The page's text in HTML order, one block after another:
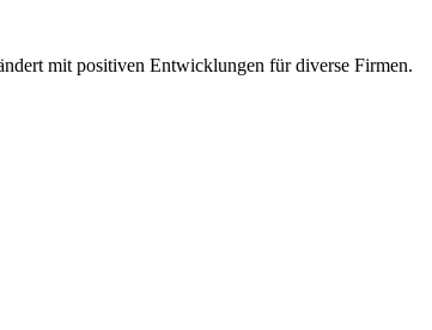
mit positiven Entwicklungen für diverse Firmen.